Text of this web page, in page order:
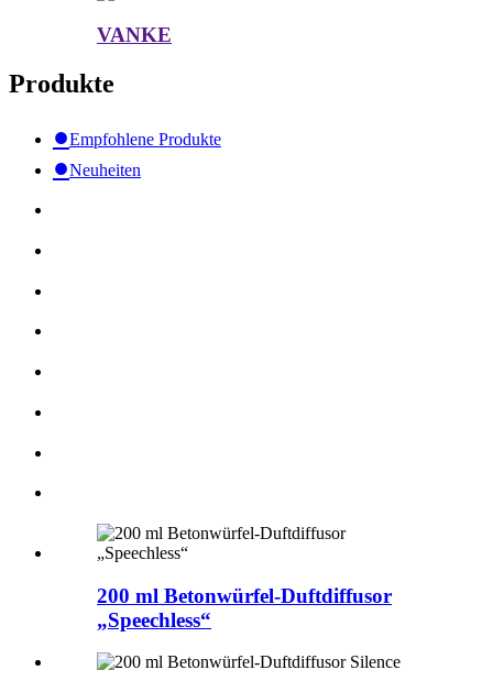
VANKE
Produkte
●Empfohlene Produkte
●Neuheiten
200 ml Betonwürfel-Duftdiffusor
„Speechless“